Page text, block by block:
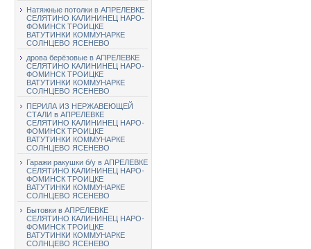
Натяжные потолки в АПРЕЛЕВКЕ
СЕЛЯТИНО КАЛИНИНЕЦ НАРО-
ФОМИНСК ТРОИЦКЕ
ВАТУТИНКИ КОММУНАРКЕ
СОЛНЦЕВО ЯСЕНЕВО
дрова берёзовые в АПРЕЛЕВКЕ
СЕЛЯТИНО КАЛИНИНЕЦ НАРО-
ФОМИНСК ТРОИЦКЕ
ВАТУТИНКИ КОММУНАРКЕ
СОЛНЦЕВО ЯСЕНЕВО
ПЕРИЛА ИЗ НЕРЖАВЕЮЩЕЙ
СТАЛИ в АПРЕЛЕВКЕ
СЕЛЯТИНО КАЛИНИНЕЦ НАРО-
ФОМИНСК ТРОИЦКЕ
ВАТУТИНКИ КОММУНАРКЕ
СОЛНЦЕВО ЯСЕНЕВО
Гаражи ракушки б/у в АПРЕЛЕВКЕ
СЕЛЯТИНО КАЛИНИНЕЦ НАРО-
ФОМИНСК ТРОИЦКЕ
ВАТУТИНКИ КОММУНАРКЕ
СОЛНЦЕВО ЯСЕНЕВО
Бытовки в АПРЕЛЕВКЕ
СЕЛЯТИНО КАЛИНИНЕЦ НАРО-
ФОМИНСК ТРОИЦКЕ
ВАТУТИНКИ КОММУНАРКЕ
СОЛНЦЕВО ЯСЕНЕВО